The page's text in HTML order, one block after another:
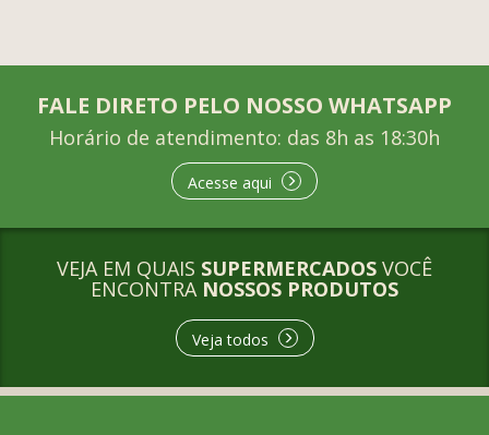
FALE DIRETO PELO NOSSO WHATSAPP
Horário de atendimento: das 8h as 18:30h
Acesse aqui
VEJA EM QUAIS SUPERMERCADOS VOCÊ
ENCONTRA NOSSOS PRODUTOS
Veja todos